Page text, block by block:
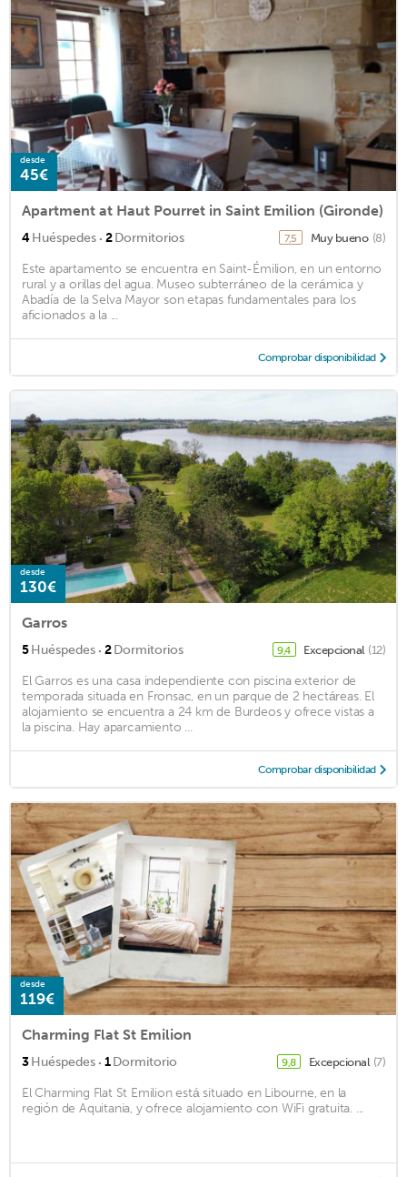
desde
45€
Apartment at Haut Pourret in Saint Emilion (Gironde)
4Huéspedes · 2Dormitorios 7,5 Muy bueno (8)
Este apartamento se encuentra en Saint-Émilion, en un entorno
rural y a orillas del agua. Museo subterráneo de la cerámica y
Abadía de la Selva Mayor son etapas fundamentales para los
aficionados a la ...
Comprobar disponibilidad
desde
130€
Garros
5Huéspedes · 2Dormitorios 9,4 Excepcional (12)
El Garros es una casa independiente con piscina exterior de
temporada situada en Fronsac, en un parque de 2 hectáreas. El
alojamiento se encuentra a 24 km de Burdeos y ofrece vistas a
la piscina. Hay aparcamiento ...
Comprobar disponibilidad
desde
119€
Charming Flat St Emilion
3Huéspedes · 1Dormitorio 9,8 Excepcional (7)
El Charming Flat St Emilion está situado en Libourne, en la
región de Aquitania, y ofrece alojamiento con WiFi gratuita. ...